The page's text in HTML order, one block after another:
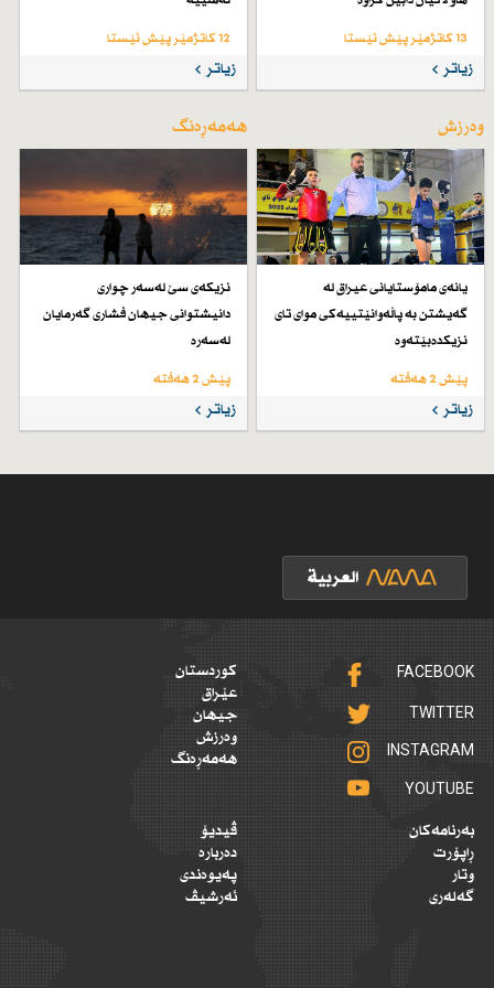
13 کاتژمێر پێش ئێستا
زیاتر
12 کاتژمێر پێش ئێستا
زیاتر
وەرزش
یانەی مامۆستایانی عیراق لە
گەیشتن بە پاڵەوانێتییەكی موای تای
نزیكدەبێتەوە
پێش 2 هەفتە
زیاتر
هەمەڕەنگ
نزیكەی سێ لەسەر چواری
دانیشتوانی جیهان فشاری گەرمایان
لەسەرە
پێش 2 هەفتە
زیاتر
FACEBOOK
TWITTER
INSTAGRAM
YOUTUBE
کوردستان
عێراق
جیهان
وەرزش
هەمەڕەنگ
بەرنامەکان
ڕاپۆرت
وتار
گەلەری
ڤیدیۆ
دەربارە
پەیوەندی
ئەرشیڤ